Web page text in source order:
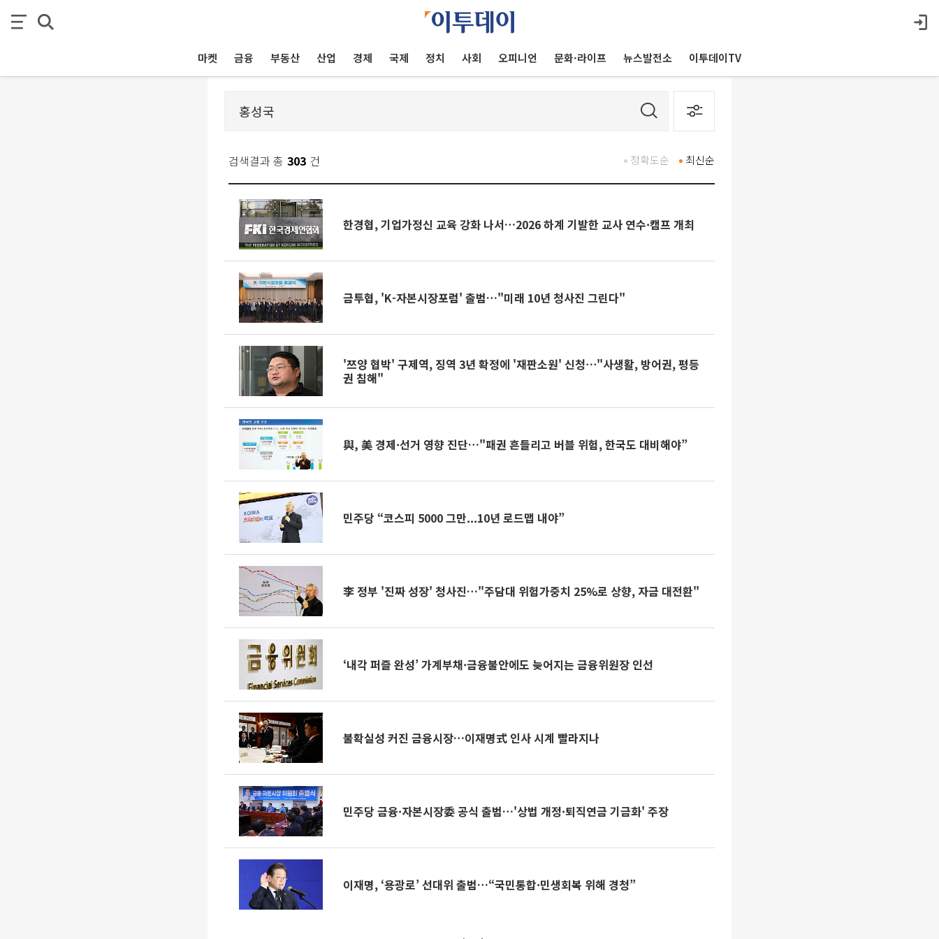
마켓 금융 부동산 산업 경제 국제 정치 사회 오피니언 문화·라이프 뉴스발전소 이투데이TV
검색결과 총 303 건 최신순
정확도순
한경협, 기업가정신 교육 강화 나서…2026 하계 기발한 교사 연수·캠프 개최
금투협, 'K-자본시장포럼' 출범…"미래 10년 청사진 그린다"
'쯔양 협박' 구제역, 징역 3년 확정에 '재판소원' 신청⋯"사생활, 방어권, 평등
권 침해"
與, 美 경제·선거 영향 진단…"패권 흔들리고 버블 위험, 한국도 대비해야”
민주당 “코스피 5000 그만...10년 로드맵 내야”
李 정부 '진짜 성장' 청사진…"주담대 위험가중치 25%로 상향, 자금 대전환"
‘내각 퍼즐 완성’ 가계부채·금융불안에도 늦어지는 금융위원장 인선
불확실성 커진 금융시장…이재명式 인사 시계 빨라지나
민주당 금융·자본시장委 공식 출범…'상법 개정·퇴직연금 기금화' 주장
이재명, ‘용광로’ 선대위 출범…“국민통합·민생회복 위해 경청”